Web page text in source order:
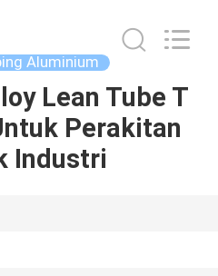
Aluminium
Lean Tube T
Perakitan
Industri